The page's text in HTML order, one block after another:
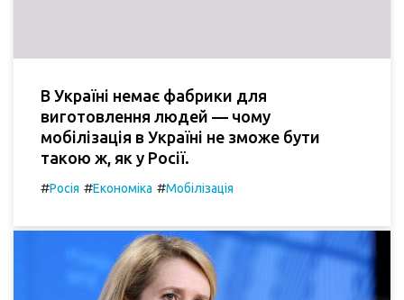
В Україні немає фабрики для
виготовлення людей — чому
мобілізація в Україні не зможе бути
такою ж, як у Росії.
#Росія #Економіка #Мобілізація